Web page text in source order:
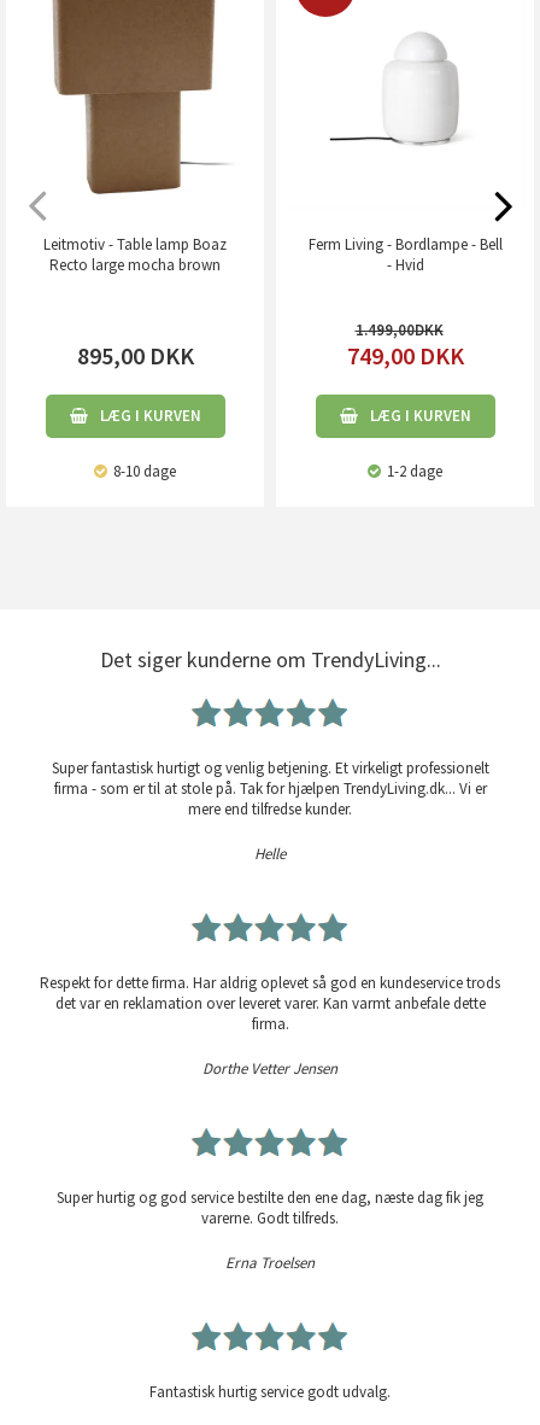
Leitmotiv - Table lamp Boaz
Recto large mocha brown
895,00 DKK
LÆG I KURVEN
8-10 dage
Ferm Living - Bordlampe - Bell
- Hvid
1.499,00
749,00 DKK
LÆG I KURVEN
1-2 dage
Det siger kunderne om TrendyLiving...
Super fantastisk hurtigt og venlig betjening. Et virkeligt professionelt
firma - som er til at stole på. Tak for hjælpen TrendyLiving.dk... Vi er
mere end tilfredse kunder.
Helle
Respekt for dette firma. Har aldrig oplevet så god en kundeservice trods
det var en reklamation over leveret varer. Kan varmt anbefale dette
firma.
Dorthe Vetter Jensen
Super hurtig og god service bestilte den ene dag, næste dag fik jeg
varerne. Godt tilfreds.
Erna Troelsen
Fantastisk hurtig service godt udvalg.